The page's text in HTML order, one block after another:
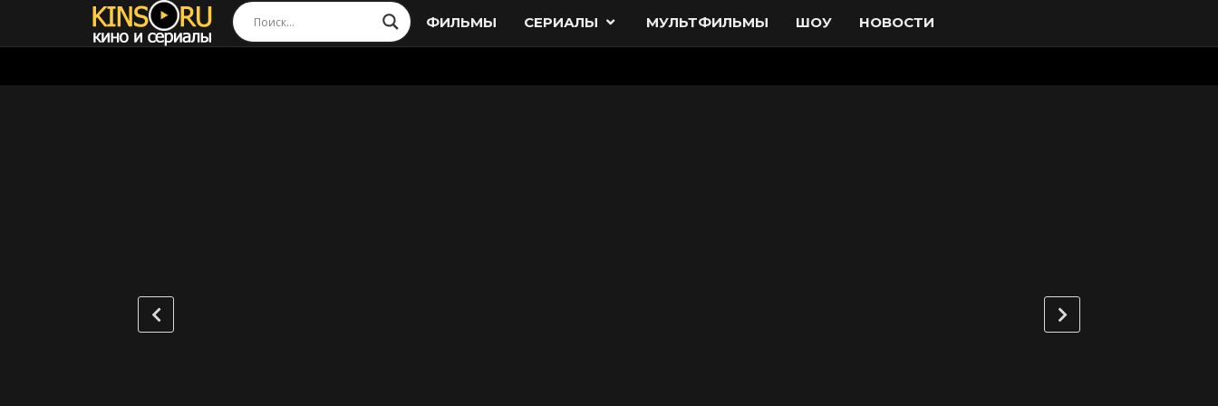
ФИЛЬМЫ СЕРИАЛЫ МУЛЬТФИЛЬМЫ ШОУ НОВОСТИ